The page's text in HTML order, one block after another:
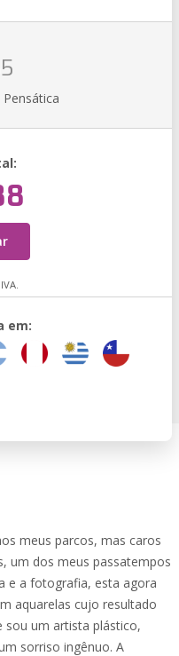
em:
meus parcos, mas caros
um dos meus passatempos
e a fotografia, esta agora
aquarelas cujo resultado
sou um artista plástico,
sorriso ingênuo. A